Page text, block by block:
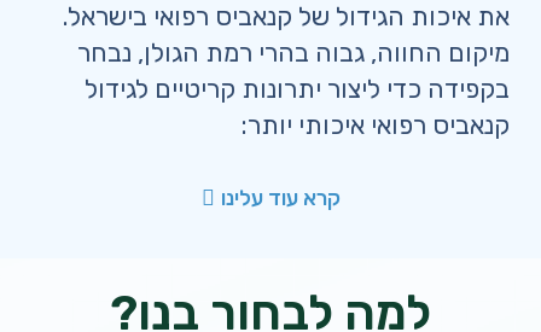
את איכות הגידול של קנאביס רפואי בישראל.
מיקום החווה, גבוה בהרי רמת הגולן, נבחר
בקפידה כדי ליצור יתרונות קריטיים לגידול
קנאביס רפואי איכותי יותר:
קרא עוד עלינו
למה לבחור בנו?